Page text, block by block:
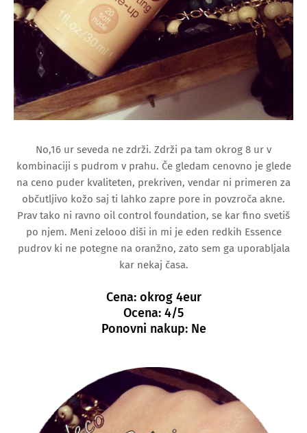
No,16 ur seveda ne zdrži. Zdrži pa tam okrog 8 ur v
kombinaciji s pudrom v prahu. Če gledam cenovno je glede
na ceno puder kvaliteten, prekriven, vendar ni primeren za
občutljivo kožo saj ti lahko zapre pore in povzroča akne.
Prav tako ni ravno oil control foundation, se kar fino svetiš
po njem. Meni zelooo diši in mi je eden redkih Essence
pudrov ki ne potegne na oranžno, zato sem ga uporabljala
kar nekaj časa.
Cena: okrog 4eur
Ocena: 4/5
Ponovni nakup: Ne